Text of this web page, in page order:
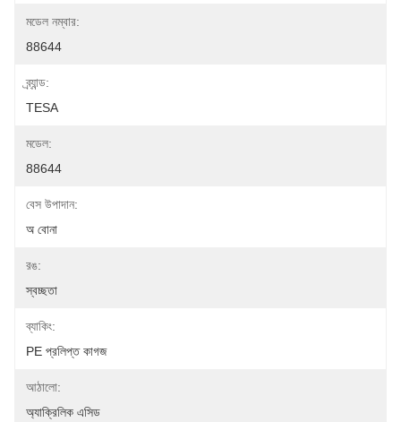
মডেল নম্বার:
88644
ব্র্যান্ড:
TESA
মডেল:
88644
বেস উপাদান:
অ বোনা
রঙ:
স্বচ্ছতা
ব্যাকিং:
PE প্রলিপ্ত কাগজ
আঠালো:
অ্যাক্রিলিক এসিড